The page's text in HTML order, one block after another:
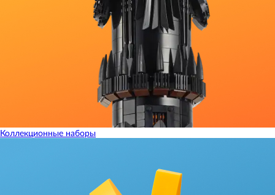
Коллекционные наборы